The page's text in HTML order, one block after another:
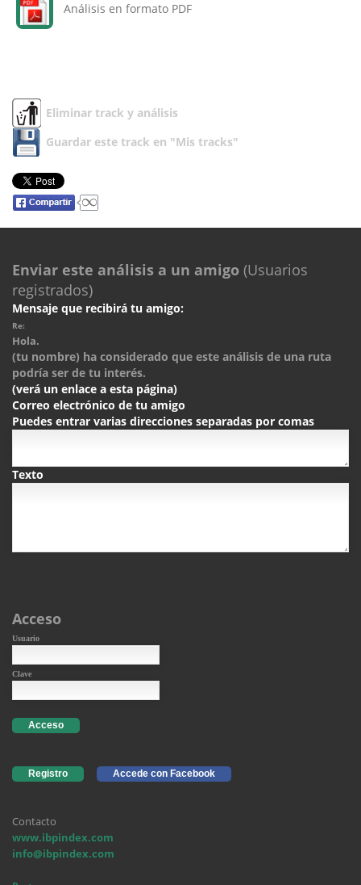
Análisis en formato PDF
Eliminar track y análisis
Guardar este track en "Mis tracks"
Enviar este análisis a un amigo (Usuarios
registrados)
Mensaje que recibirá tu amigo:
Re:
Hola.
(tu nombre) ha considerado que este análisis de una ruta
podría ser de tu interés.
(verá un enlace a esta página)
Correo electrónico de tu amigo
Puedes entrar varias direcciones separadas por comas
Texto
Acceso
Usuario
Clave
Acceso
Registro Accede con Facebook
Contacto
www.ibpindex.com
info@ibpindex.com